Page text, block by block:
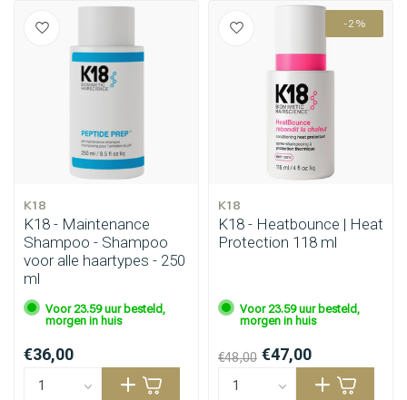
Haarstyling Haarkleuring
K18
K18 - Maintenance
Shampoo - Shampoo
voor alle haartypes - 250
ml
Voor 23.59 uur besteld,
morgen in huis
€36,00
-2%
K18
K18 - Heatbounce | Heat
Protection 118 ml
Voor 23.59 uur besteld,
morgen in huis
€48,00 €47,00